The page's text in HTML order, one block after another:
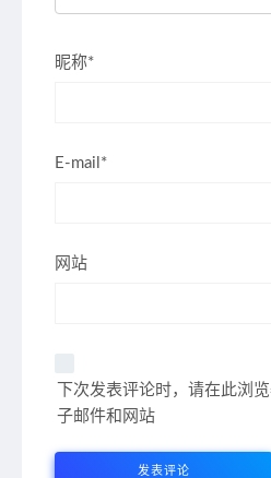
昵称*
E-mail*
网站
下次发表评论时，请在此浏
子邮件和网站